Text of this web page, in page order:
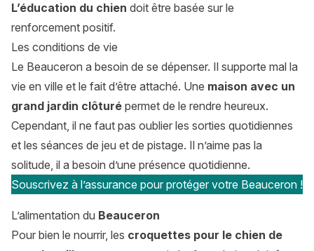
L’éducation du chien doit être basée sur le
renforcement positif.
Les conditions de vie
Le Beauceron a besoin de se dépenser. Il supporte mal la
vie en ville et le fait d’être attaché. Une maison avec un
grand jardin clôturé permet de le rendre heureux.
Cependant, il ne faut pas oublier les sorties quotidiennes
et les séances de jeu et de pistage. Il n’aime pas la
solitude, il a besoin d’une présence quotidienne.
Souscrivez à l’assurance pour protéger votre Beauceron !
L’alimentation du Beauceron
Pour bien le nourrir, les croquettes pour le chien de